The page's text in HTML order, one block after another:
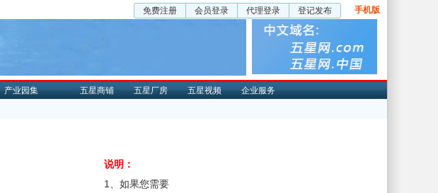
免费注册 会员登录 代理登录 登记发布 手机版
产业园集 五星商铺 五星厂房 五星视频 企业服务
说明：
1、如果您需要